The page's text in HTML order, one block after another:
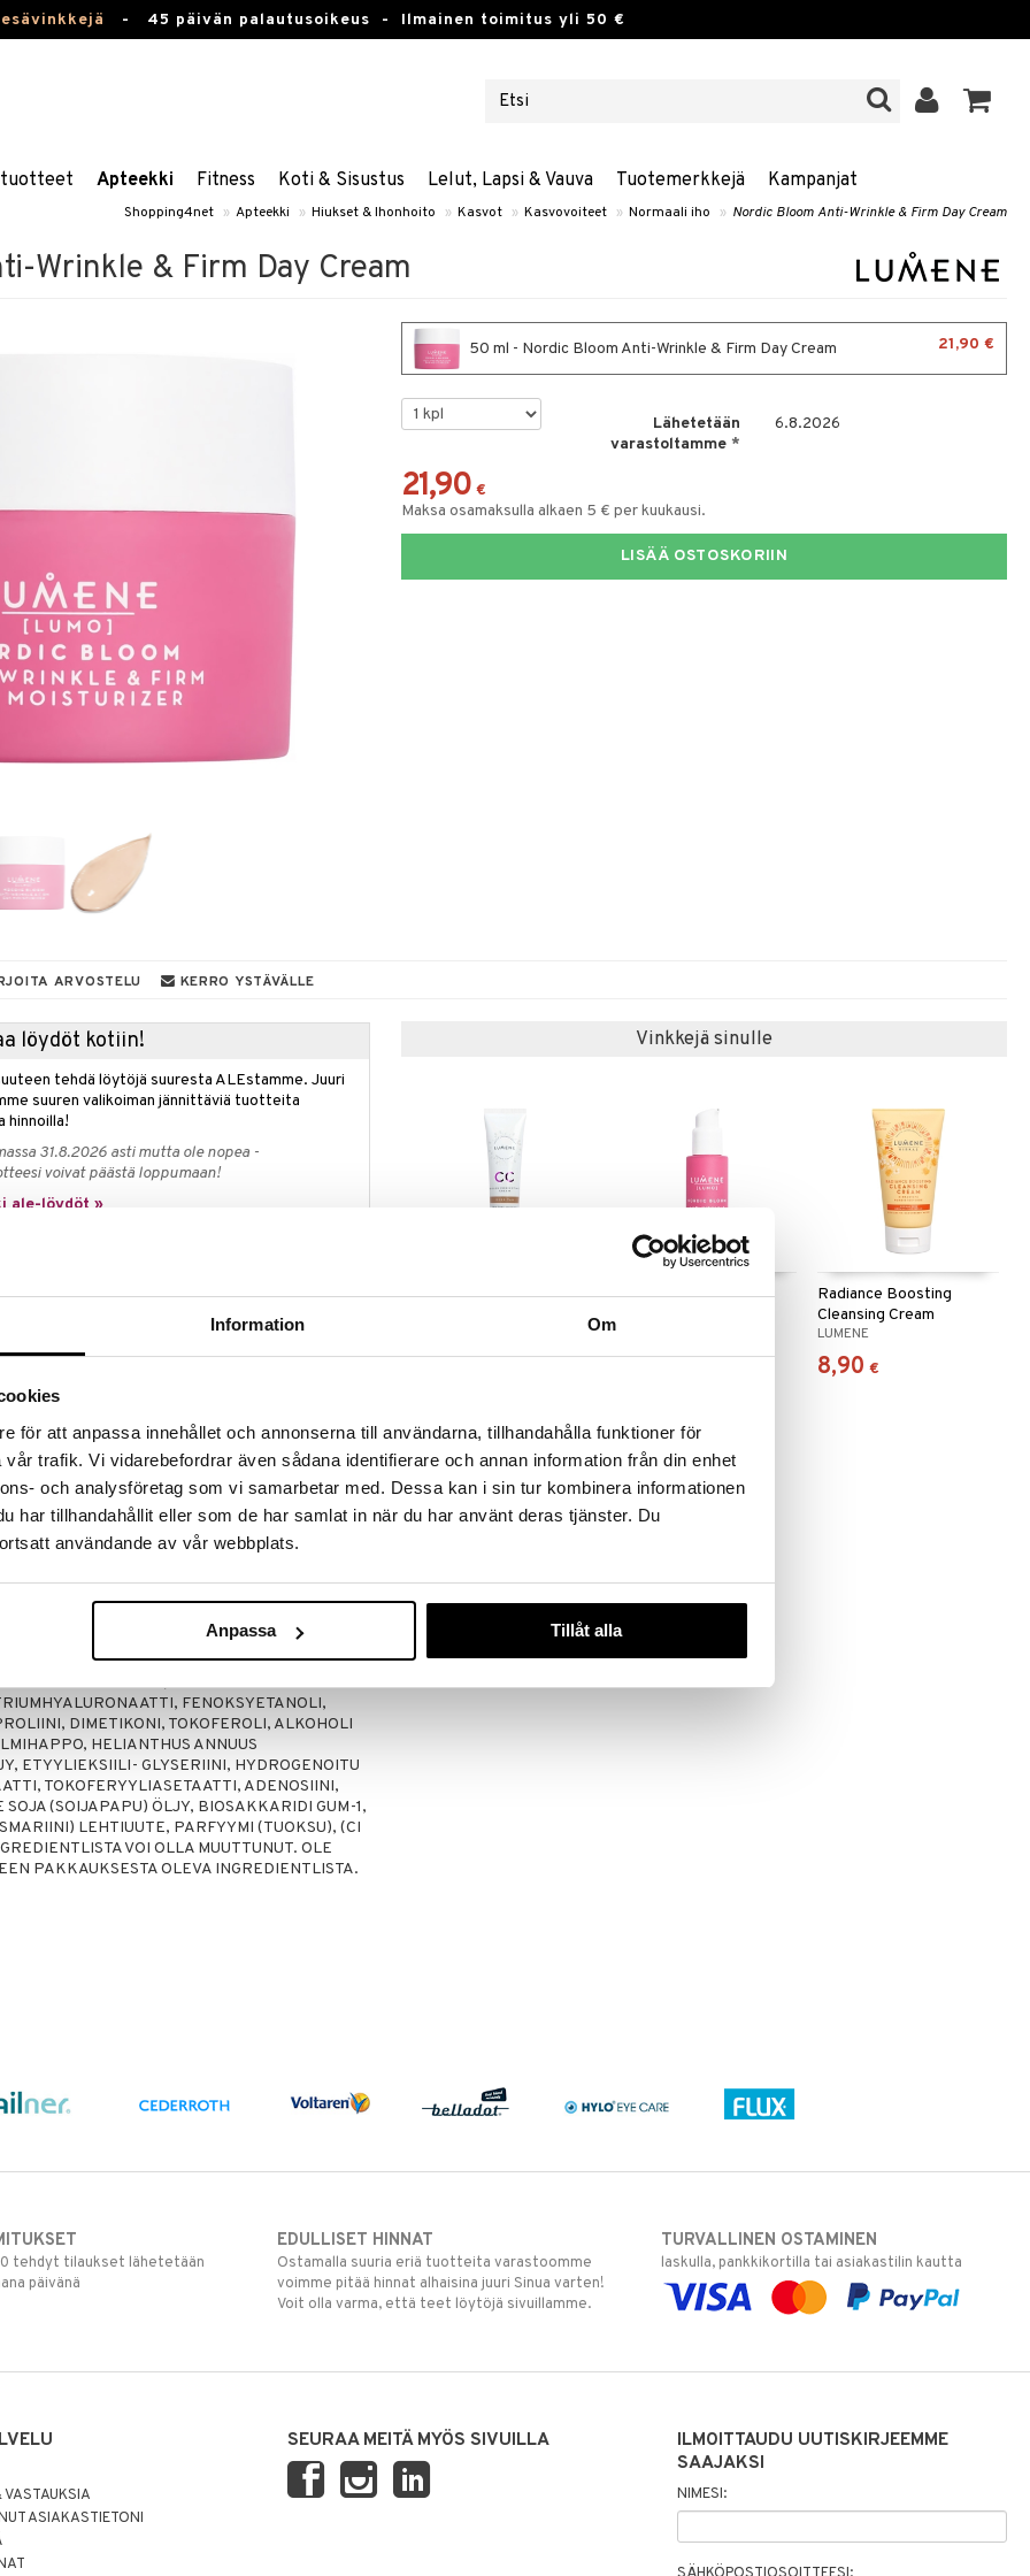
Information Om
för att anpassa innehållet och annonserna till användarna, tillhandahålla funktioner för
trafik. Vi vidarebefordrar även sådana identifierare och annan information från din enhet
och analysföretag som vi samarbetar med. Dessa kan i sin tur kombinera informationen
har tillhandahållit eller som de har samlat in när du har använt deras tjänster. Du
användande av vår webbplats.
Anpassa Tillåt alla
- 45 päivän palautusoikeus - Ilmainen toimitus yli 50 €
Apteekki Fitness Koti & Sisustus Lelut, Lapsi & Vauva Tuotemerkkejä Kampanjat
Shopping4net » Apteekki » Hiukset & Ihonhoito » Kasvot » Kasvovoiteet » Normaali iho » Nordic Bloom Anti-Wrinkle & Firm Day Cream
Wrinkle & Firm Day Cream
50 ml - Nordic Bloom Anti-Wrinkle & Firm Day Cream 21,90 €
Lähetetään
varastoltamme*
6.8.2026
21,90 €
Maksa osamaksulla alkaen 5 € per kuukausi.
LISÄÄ OSTOSKORIIN
ARVOSTELU KERRO YSTÄVÄLLE
löydöt kotiin!
tehdä löytöjä suuresta ALEstamme. Juuri
suuren valikoiman jännittäviä tuotteita
hinnoilla!
31.8.2026 asti mutta ole nopea -
voivat päästä loppumaan!
ale-löydöt »
näkyvyyttä. Iho näyttää tasaisemmalta,
uutetta. Nopeasti imeytyvä koostumus
(93% osallistujista on samaa mieltä)*
2 kertaa/päivässä 2 kuukauden ajan.
SHEAVOITA-ETYLESTERIT,
(SHEAVOITA), BEETAIIINI, VACCINIUM
MEHU, PROPANEDIOLI, CETEARYL
LAURYYLIESTERIT,
HIPPOPHAE
VITIS-IDAEA (PUOLUKKA) HEDMEN
SIEMENÖLJY, VACCINIUM VITIS-IDAEA
FENOKSYETANOLI,
DIMETIKONI, TOKOFEROLI, ALKOHOLI
HELIANTHUS ANNUUS
ETYYLIEKSIILI- GLYSERIINI, HYDROGENOITU
TOKOFERYYLIASETAATTI, ADENOSIINI,
SOJA (SOIJAPAPU) ÖLJY, BIOSAKKARIDI GUM-1,
LEHTIUUTE, PARFYYMI (TUOKSU), (CI
VOI OLLA MUUTTUNUT. OLE
PAKKAUKSESTA OLEVA INGREDIENTLISTA.
Vinkkejä sinulle
CC Cream SPF 20
16,90
Nordic Bloom Anti-
Shape Serum
LUMENE
23,90
Radiance Boosting
Cleansing Cream
LUMENE
8,90 €
tehdyt tilaukset lähetetään
päivänä
EDULLISET HINNAT
Ostamalla suuria eriä tuotteita varastoomme
voimme pitää hinnat alhaisina juuri Sinua varten!
Voit olla varma, että teet löytöjä sivuillamme.
TURVALLINEN OSTAMINEN
laskulla, pankkikortilla tai asiakastilin kautta
ASIAKASTIETONI
SEURAA MEITÄ MYÖS SIVUILLA
ILMOITTAUDU UUTISKIRJEEMME
SAAJAKSI
NIMESI: